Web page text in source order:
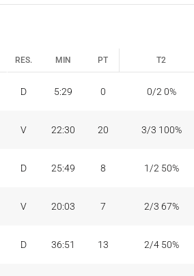
RES. MIN PT T2
D 5:29 0 0/2 0%
V 22:30 20 3/3 100%
D 25:49 8 1/2 50%
V 20:03 7 2/3 67%
D 36:51 13 2/4 50%